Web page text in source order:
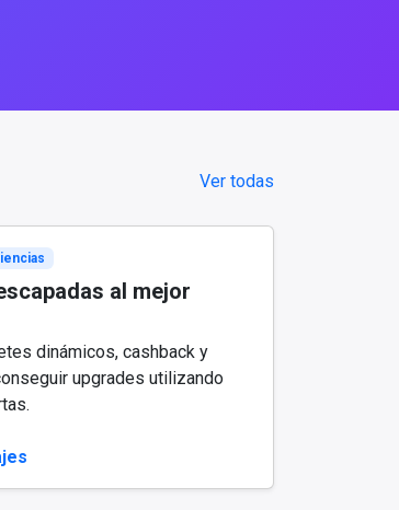
Ver todas
al mejor
dinámicos, cashback y
upgrades utilizando